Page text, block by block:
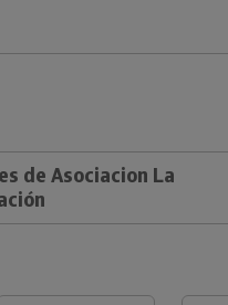
de Asociacion La